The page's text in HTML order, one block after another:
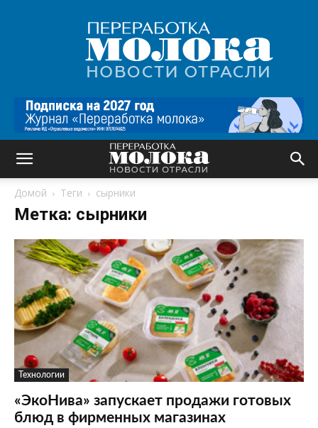
Переработка
молока
|
Новости
Домой Теги сырники
Метка: сырники
Технологии
«ЭкоНива» запускает продажи готовых
блюд в фирменных магазинах